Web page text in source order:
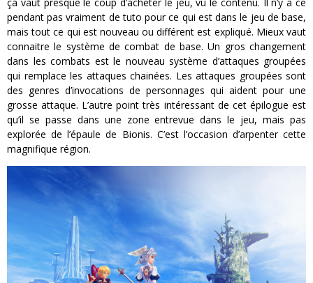
pendant pas vraiment de tuto pour ce qui est dans le jeu de base,
mais tout ce qui est nouveau ou différent est expliqué. Mieux vaut
connaitre le système de combat de base. Un gros changement
dans les combats est le nouveau système d’attaques groupées
qui remplace les attaques chainées. Les attaques groupées sont
des genres d’invocations de personnages qui aident pour une
grosse attaque. L’autre point très intéressant de cet épilogue est
qu’il se passe dans une zone entrevue dans le jeu, mais pas
explorée de l’épaule de Bionis. C’est l’occasion d’arpenter cette
magnifique région.